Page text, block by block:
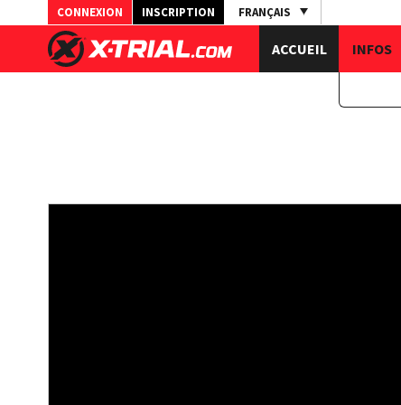
CONNEXION INSCRIPTION FRANÇAIS
ACCUEIL INFOS